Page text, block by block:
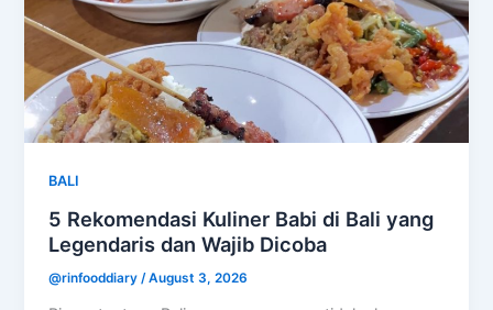
BALI
5 Rekomendasi Kuliner Babi di Bali yang
Legendaris dan Wajib Dicoba
@rinfooddiary/August 3, 2026